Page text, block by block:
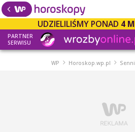
UDZIELILIŚMY PONAD 4
PARTNER
SERWISU
WP Horoskop.wp.pl